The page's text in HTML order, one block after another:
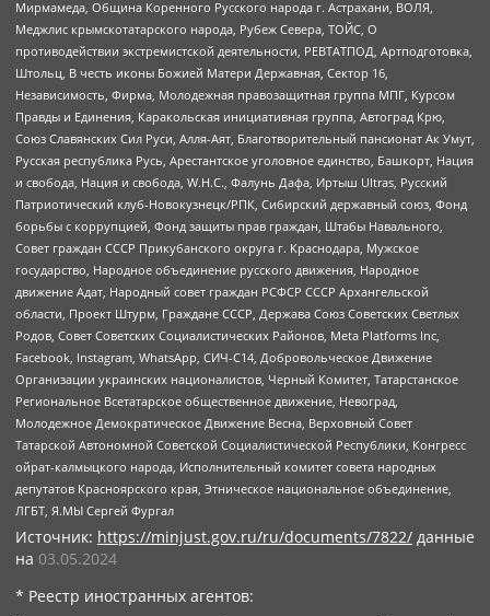
Мирмамеда, Община Коренного Русского народа г. Астрахани, ВОЛЯ,
Меджлис крымскотатарского народа, Рубеж Севера, ТОЙС, О
противодействии экстремистской деятельности, РЕВТАТПОД, Артподготовка,
Штольц, В честь иконы Божией Матери Державная, Сектор 16,
Независимость, Фирма, Молодежная правозащитная группа МПГ, Курсом
Правды и Единения, Каракольская инициативная группа, Автоград Крю,
Союз Славянских Сил Руси, Алля-Аят, Благотворительный пансионат Ак Умут,
Русская республика Русь, Арестантское уголовное единство, Башкорт, Нация
и свобода, Нация и свобода, W.H.С., Фалунь Дафа, Иртыш Ultras, Русский
Патриотический клуб-Новокузнецк/РПК, Сибирский державный союз, Фонд
борьбы с коррупцией, Фонд защиты прав граждан, Штабы Навального,
Совет граждан СССР Прикубанского округа г. Краснодара, Мужское
государство, Народное объединение русского движения, Народное
движение Адат, Народный совет граждан РСФСР СССР Архангельской
области, Проект Штурм, Граждане СССР, Держава Союз Советских Светлых
Родов, Совет Советских Социалистических Районов, Meta Platforms Inc,
Facebook, Instagram, WhatsApp, СИЧ-С14, Добровольческое Движение
Организации украинских националистов, Черный Комитет, Татарстанское
Региональное Всетатарское общественное движение, Невоград,
Молодежное Демократическое Движение Весна, Верховный Совет
Татарской Автономной Советской Социалистической Республики, Конгресс
ойрат-калмыцкого народа, Исполнительный комитет совета народных
депутатов Красноярского края, Этническое национальное объединение,
ЛГБТ, Я.МЫ Сергей Фургал
Источник: https://minjust.gov.ru/ru/documents/7822/ данные
на 03.05.2024
* Реестр иностранных агентов: